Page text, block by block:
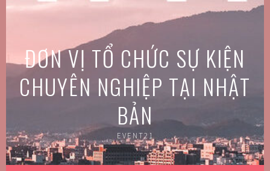
Skip
ĐƠN VỊ TỔ CHỨC SỰ KIỆN
CHUYÊN NGHIỆP TẠI NHẬT
BẢN
EVENT21